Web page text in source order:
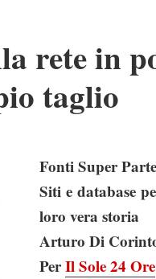
rete in
taglio
Fonti Super
Siti e database
loro vera storia
Arturo Di
PerIl Sole 24 Ore